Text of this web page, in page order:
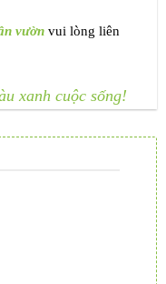
vườn vui lòng liên
xanh cuộc sống!